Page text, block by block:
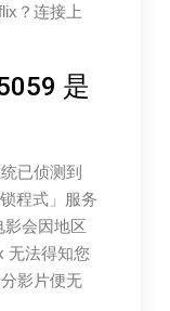
？连接上
是
已侦测到
程式」服务
影会因地区
无法得知您
影片便无